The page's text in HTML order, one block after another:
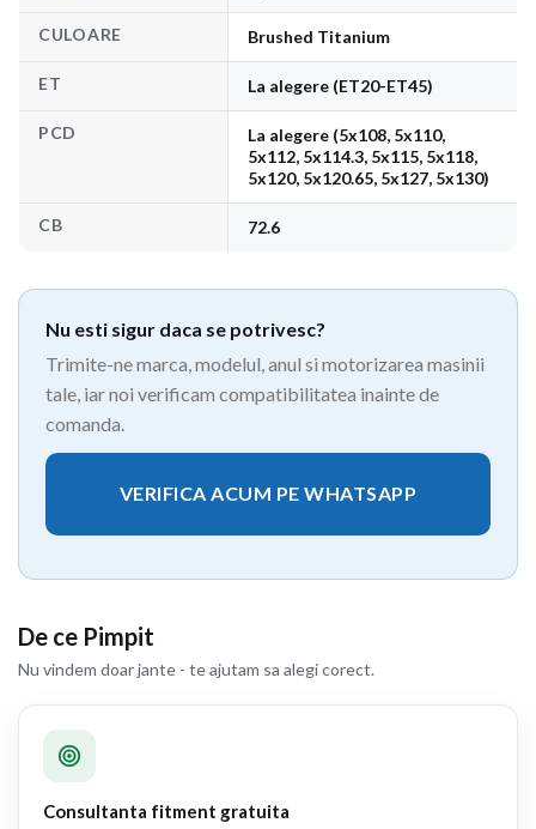
CULOARE Brushed Titanium
ET La alegere (ET20-ET45)
PCD
La alegere (5x108, 5x110,
5x112, 5x114.3, 5x115, 5x118,
5x120, 5x120.65, 5x127, 5x130)
CB 72.6
Nu esti sigur daca se potrivesc?
Trimite-ne marca, modelul, anul si motorizarea masinii
tale, iar noi verificam compatibilitatea inainte de
comanda.
VERIFICA ACUM PE WHATSAPP
De ce Pimpit
Nu vindem doar jante - te ajutam sa alegi corect.
Consultanta fitment gratuita